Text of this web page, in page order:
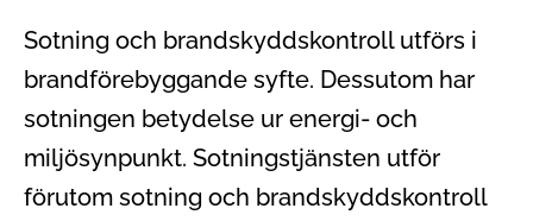
Sotning och brandskyddskontroll utförs i
brandförebyggande syfte. Dessutom har
sotningen betydelse ur energi- och
miljösynpunkt. Sotningstjänsten utför
förutom sotning och brandskyddskontroll